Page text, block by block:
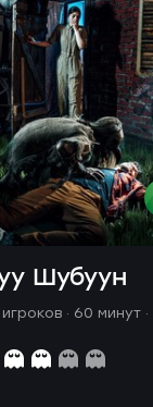
Шубуун
игроков · 60 минут